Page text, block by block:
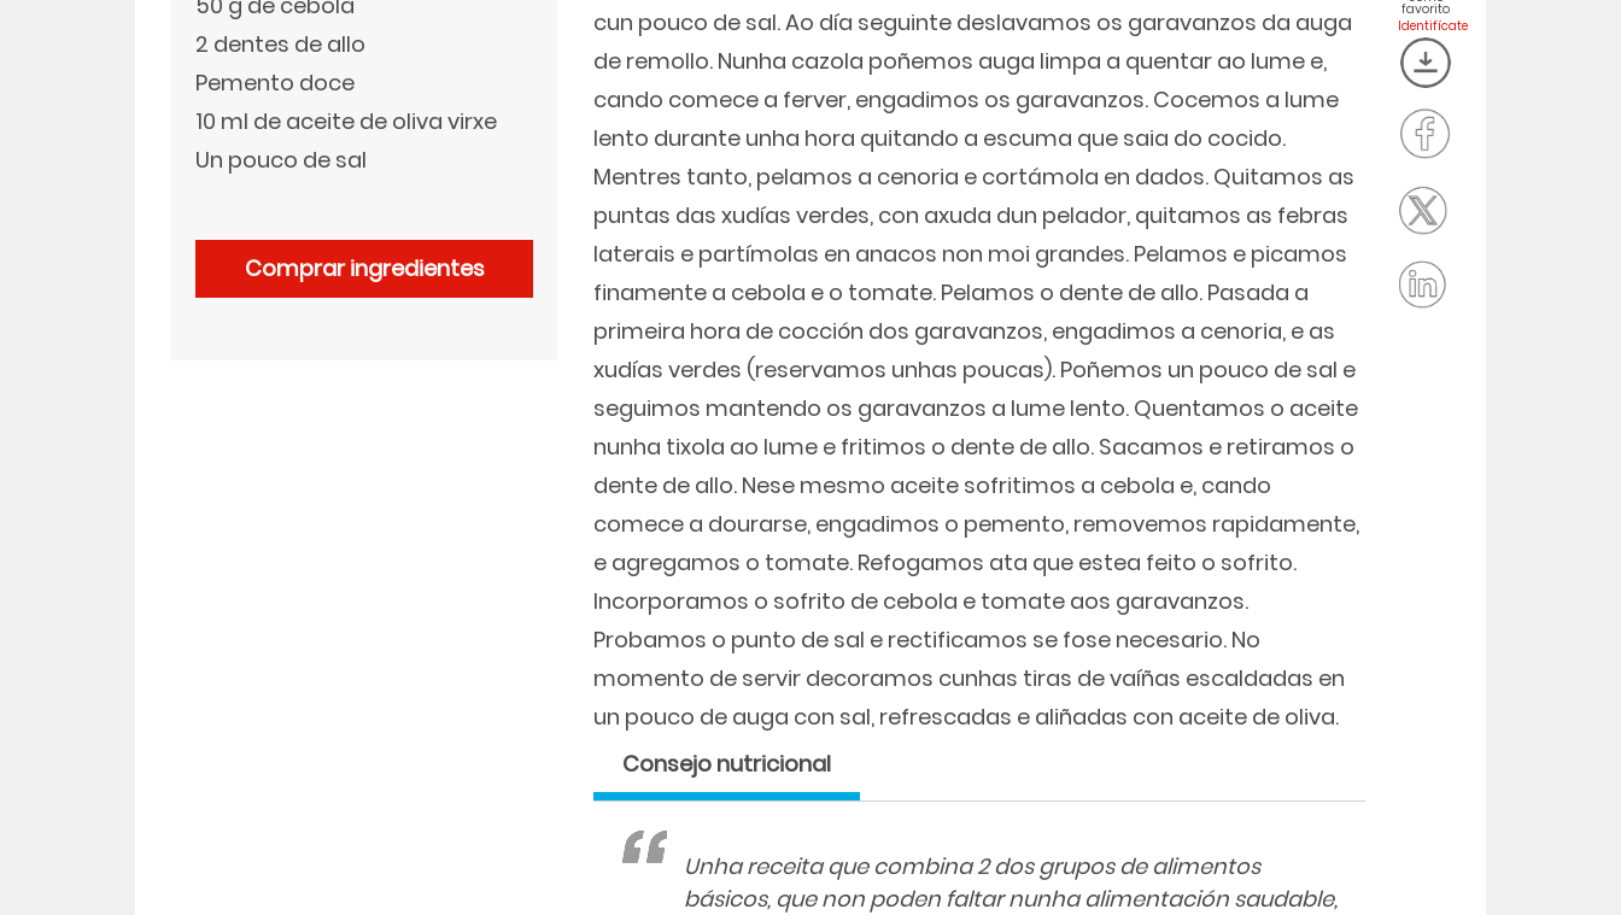
cun pouco de sal. Ao día seguinte deslavamos os garavanzos da auga
de remollo. Nunha cazola poñemos auga limpa a quentar ao lume e,
cando comece a ferver, engadimos os garavanzos. Cocemos a lume
lento durante unha hora quitando a escuma que saia do cocido.
Mentres tanto, pelamos a cenoria e cortámola en dados. Quitamos as
puntas das xudías verdes, con axuda dun pelador, quitamos as febras
laterais e partímolas en anacos non moi grandes. Pelamos e picamos
finamente a cebola e o tomate. Pelamos o dente de allo. Pasada a
primeira hora de cocción dos garavanzos, engadimos a cenoria, e as
xudías verdes (reservamos unhas poucas). Poñemos un pouco de sal e
seguimos mantendo os garavanzos a lume lento. Quentamos o aceite
nunha tixola ao lume e fritimos o dente de allo. Sacamos e retiramos o
dente de allo. Nese mesmo aceite sofritimos a cebola e, cando
comece a dourarse, engadimos o pemento, removemos rapidamente,
e agregamos o tomate. Refogamos ata que estea feito o sofrito.
Incorporamos o sofrito de cebola e tomate aos garavanzos.
Probamos o punto de sal e rectificamos se fose necesario. No
momento de servir decoramos cunhas tiras de vaíñas escaldadas en
un pouco de auga con sal, refrescadas e aliñadas con aceite de oliva.
Consejo nutricional
Unha receita que combina 2 dos grupos de alimentos
básicos, que non poden faltar nunha alimentación saudable,
favorito
2 dentes de allo
Pemento doce
10 ml de aceite de oliva virxe
Un pouco de sal
Comprar ingredientes